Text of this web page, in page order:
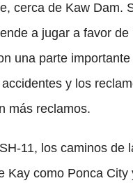
cerca de Kaw Dam.
a jugar a favor
una parte
y los
más reclamos.
11, los caminos de
como Ponca